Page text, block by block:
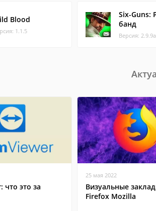
Blood
1.1.5
Six-Guns:
банд
Версия:
что это за
25 мая 2022
Визуальные
Firefox Mozilla